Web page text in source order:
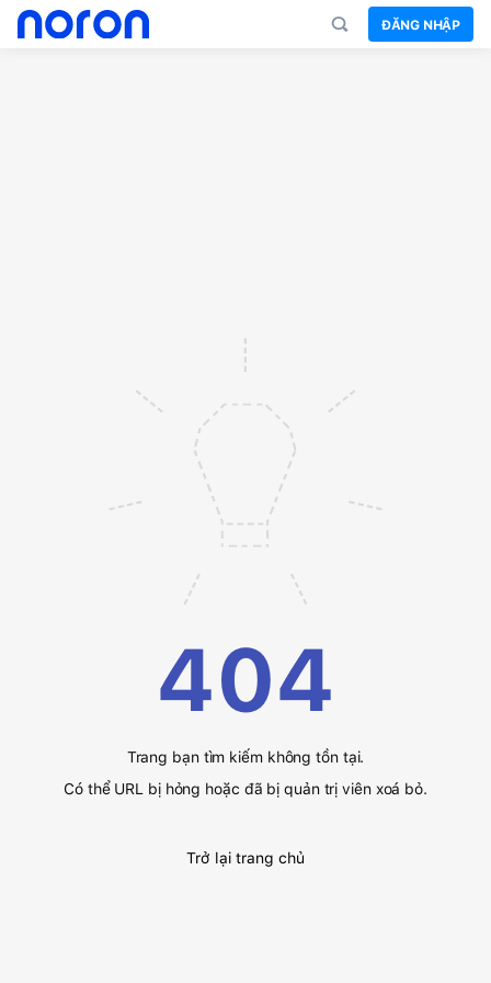
ĐĂNG NHẬP
404
Trang bạn tìm kiếm không tồn tại.
Có thể URL bị hỏng hoặc đã bị quản trị viên xoá bỏ.
Trở lại trang chủ